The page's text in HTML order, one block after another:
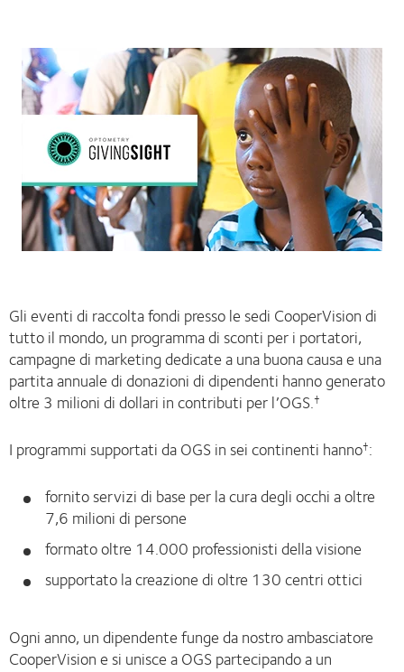
Gli eventi di raccolta fondi presso le sedi CooperVision di
tutto il mondo, un programma di sconti per i portatori,
campagne di marketing dedicate a una buona causa e una
partita annuale di donazioni di dipendenti hanno generato
oltre 3 milioni di dollari in contributi per l’OGS.†
I programmi supportati da OGS in sei continenti hanno†:
fornito servizi di base per la cura degli occhi a oltre
7,6 milioni di persone
formato oltre 14.000 professionisti della visione
supportato la creazione di oltre 130 centri ottici
Ogni anno, un dipendente funge da nostro ambasciatore
CooperVision e si unisce a OGS partecipando a un